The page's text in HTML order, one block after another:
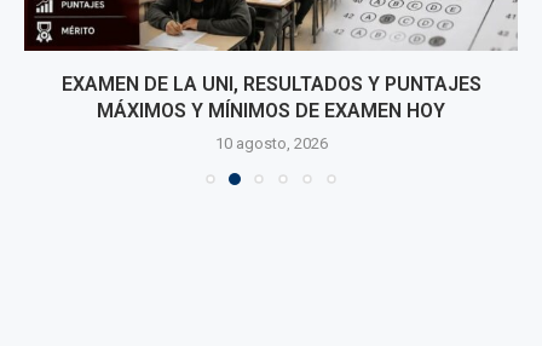
EXAMEN DE LA UNI, RESULTADOS Y PUNTAJES
MÁXIMOS Y MÍNIMOS DE EXAMEN HOY
10 agosto, 2026